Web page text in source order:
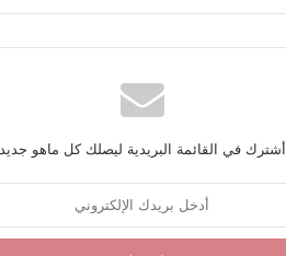
أشترك في القائمة البريدية ليصلك كل ماهو جديد